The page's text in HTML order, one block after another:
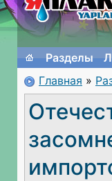
Разделы
Главная »